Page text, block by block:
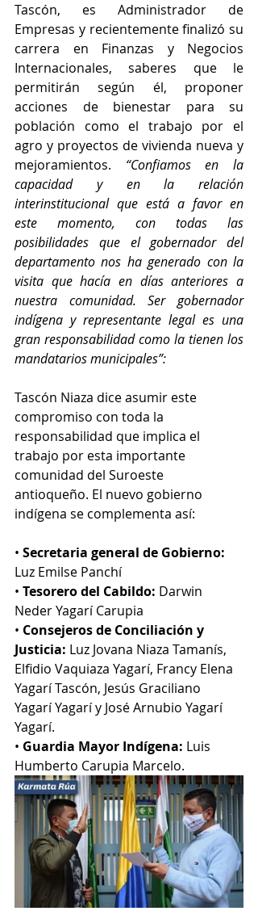
Tascón, es Administrador de
Empresas y recientemente finalizó su
carrera en Finanzas y Negocios
Internacionales, saberes que le
permitirán según él, proponer
acciones de bienestar para su
población como el trabajo por el
agro y proyectos de vivienda nueva y
mejoramientos. “Confiamos en la
capacidad y en la relación
interinstitucional que está a favor en
este momento, con todas las
posibilidades que el gobernador del
departamento nos ha generado con la
visita que hacía en días anteriores a
nuestra comunidad. Ser gobernador
indígena y representante legal es una
gran responsabilidad como la tienen los
mandatarios municipales”:
Tascón Niaza dice asumir este
compromiso con toda la
responsabilidad que implica el
trabajo por esta importante
comunidad del Suroeste
antioqueño. El nuevo gobierno
indígena se complementa así:
• Secretaria general de Gobierno:
Luz Emilse Panchí
• Tesorero del Cabildo: Darwin
Neder Yagarí Carupia
• Consejeros de Conciliación y
Justicia: Luz Jovana Niaza Tamanís,
Elfidio Vaquiaza Yagarí, Francy Elena
Yagarí Tascón, Jesús Graciliano
Yagarí Yagarí y José Arnubio Yagarí
Yagarí.
• Guardia Mayor Indígena: Luis
Humberto Carupia Marcelo.